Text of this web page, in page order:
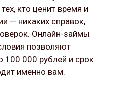
кто ценит время и
— никаких справок,
Онлайн-займы
позволяют
100 000 рублей и срок
именно вам.